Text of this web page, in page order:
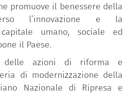
promuove il benessere della
l’innovazione e la
umano, sociale ed
il Paese.
azioni di riforma e
di modernizzazione della
Nazionale di Ripresa e